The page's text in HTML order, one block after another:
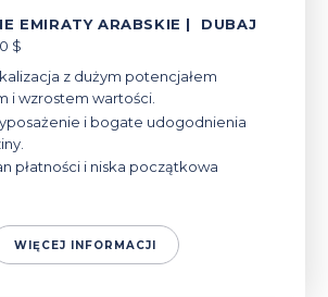
EMIRATY ARABSKIE | DUBAJ
$
z dużym potencjałem
i wzrostem wartości.
i bogate udogodnienia
płatności i niska początkowa
WIĘCEJ INFORMACJI